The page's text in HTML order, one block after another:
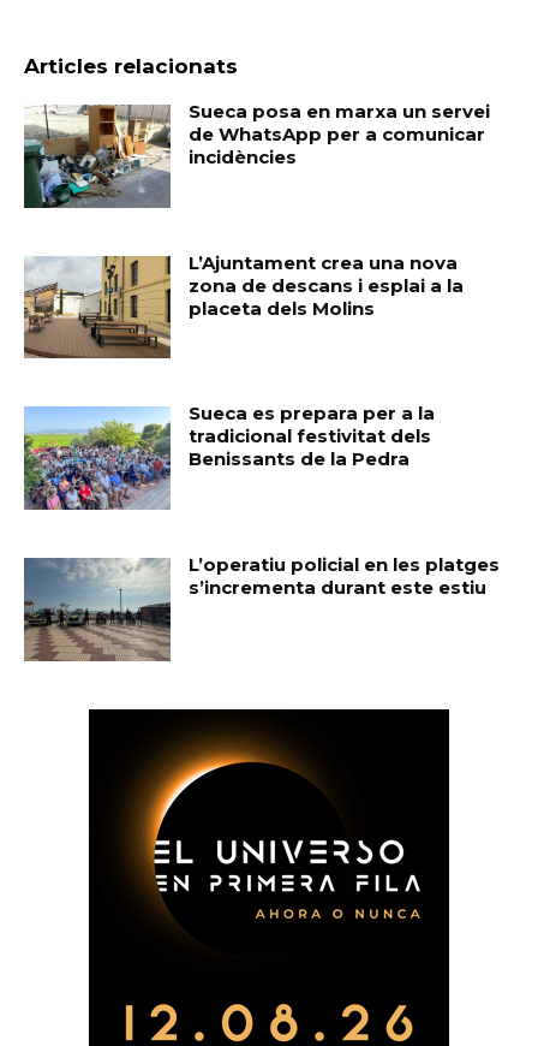
Articles relacionats
Sueca posa en marxa un servei
de WhatsApp per a comunicar
incidències
L’Ajuntament crea una nova
zona de descans i esplai a la
placeta dels Molins
Sueca es prepara per a la
tradicional festivitat dels
Benissants de la Pedra
L’operatiu policial en les platges
s’incrementa durant este estiu